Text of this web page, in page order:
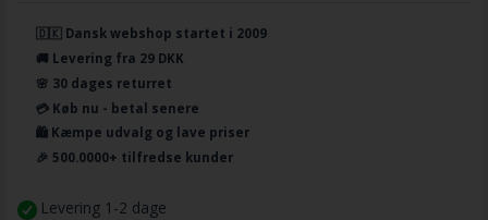
🇩🇰 Dansk webshop startet i 2009
🚚 Levering fra 29 DKK
🌸 30 dages returret
💳 Køb nu - betal senere
🛍️ Kæmpe udvalg og lave priser
🎉 500.0000+ tilfredse kunder
Levering 1-2 dage